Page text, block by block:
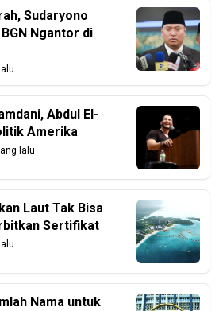
Sudaryono
Ngantor di
Abdul El-
Amerika
lalu
Laut Tak Bisa
Sertifikat
Nama untuk